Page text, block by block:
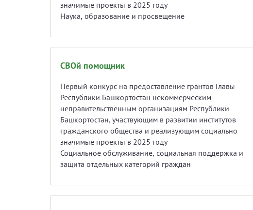
значимые проекты в 2025 году
Наука, образование и просвещение
СВОй помощник
Первый конкурс на предоставление грантов Главы
Республики Башкортостан некоммерческим
неправительственным организациям Республики
Башкортостан, участвующим в развитии институтов
гражданского общества и реализующим социально
значимые проекты в 2025 году
Социальное обслуживание, социальная поддержка и
защита отдельных категорий граждан